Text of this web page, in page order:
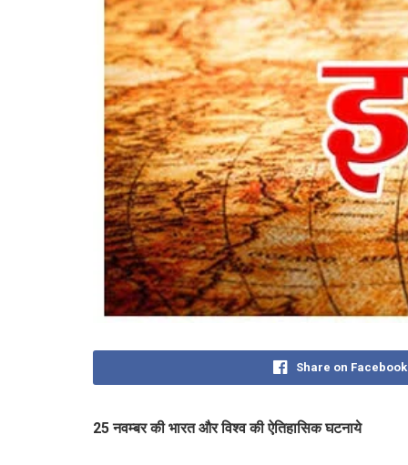
Share on Facebook
25 नवम्बर की भारत और विश्व की ऐतिहासिक घटनाये